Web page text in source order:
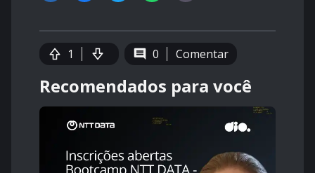
1 0 Comentar
Recomendados para você